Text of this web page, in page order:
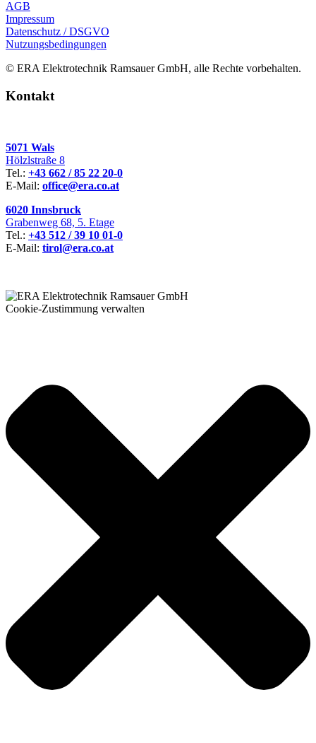
AGB
Impressum
Datenschutz / DSGVO
Nutzungsbedingungen
© ERA Elektrotechnik Ramsauer GmbH, alle Rechte vorbehalten.
Kontakt
5071 Wals
Hölzlstraße 8
Tel.: +43 662 / 85 22 20-0
E-Mail: office@era.co.at
6020 Innsbruck
Grabenweg 68, 5. Etage
Tel.: +43 512 / 39 10 01-0
E-Mail: tirol@era.co.at
Cookie-Zustimmung verwalten